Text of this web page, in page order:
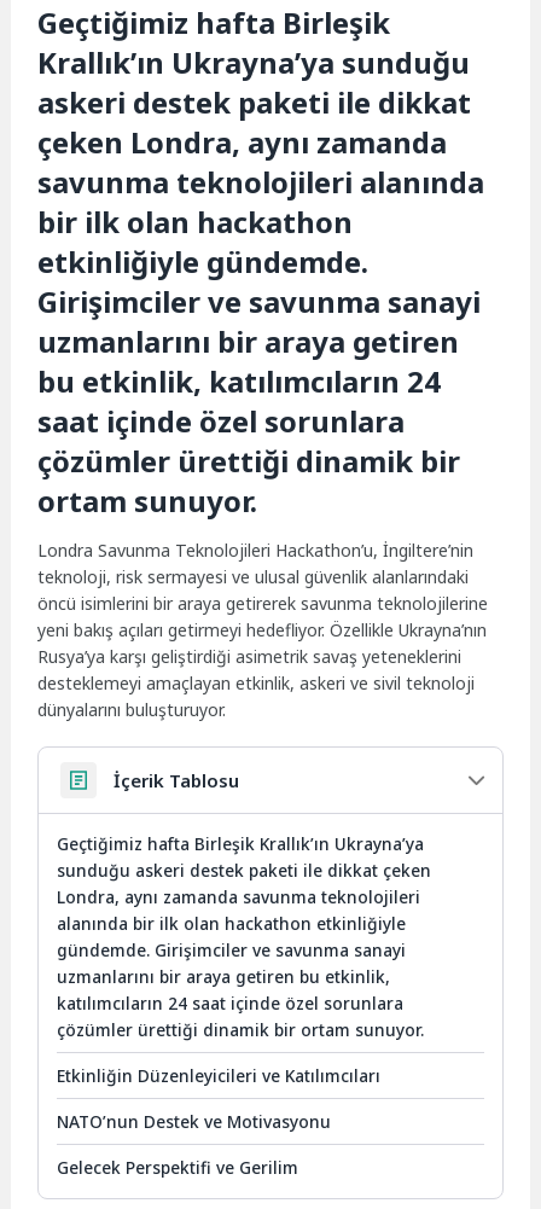
Geçtiğimiz hafta Birleşik
Krallık’ın Ukrayna’ya sunduğu
askeri destek paketi ile dikkat
çeken Londra, aynı zamanda
savunma teknolojileri alanında
bir ilk olan hackathon
etkinliğiyle gündemde.
Girişimciler ve savunma sanayi
uzmanlarını bir araya getiren
bu etkinlik, katılımcıların 24
saat içinde özel sorunlara
çözümler ürettiği dinamik bir
ortam sunuyor.
Londra Savunma Teknolojileri Hackathon’u, İngiltere’nin
teknoloji, risk sermayesi ve ulusal güvenlik alanlarındaki
öncü isimlerini bir araya getirerek savunma teknolojilerine
yeni bakış açıları getirmeyi hedefliyor. Özellikle Ukrayna’nın
Rusya’ya karşı geliştirdiği asimetrik savaş yeteneklerini
desteklemeyi amaçlayan etkinlik, askeri ve sivil teknoloji
dünyalarını buluşturuyor.
İçerik Tablosu
Geçtiğimiz hafta Birleşik Krallık’ın Ukrayna’ya
sunduğu askeri destek paketi ile dikkat çeken
Londra, aynı zamanda savunma teknolojileri
alanında bir ilk olan hackathon etkinliğiyle
gündemde. Girişimciler ve savunma sanayi
uzmanlarını bir araya getiren bu etkinlik,
katılımcıların 24 saat içinde özel sorunlara
çözümler ürettiği dinamik bir ortam sunuyor.
Etkinliğin Düzenleyicileri ve Katılımcıları
NATO’nun Destek ve Motivasyonu
Gelecek Perspektifi ve Gerilim